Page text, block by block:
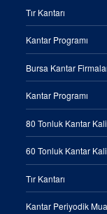
Tır Kantarı
Kantar Programı
Bursa Kantar
Kantar Programı
80 Tonluk Kantar
60 Tonluk Kantar
Tır Kantarı
Kantar Periyodik